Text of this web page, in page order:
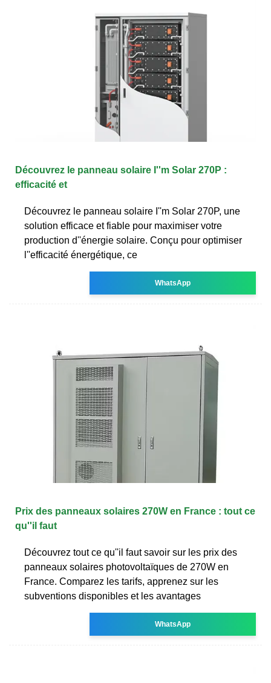
Découvrez le panneau solaire I''m Solar 270P :
efficacité et
Découvrez le panneau solaire I''m Solar 270P, une
solution efficace et fiable pour maximiser votre
production d''énergie solaire. Conçu pour optimiser
l''efficacité énergétique, ce
WhatsApp
Prix des panneaux solaires 270W en France : tout ce
qu''il faut
Découvrez tout ce qu''il faut savoir sur les prix des
panneaux solaires photovoltaïques de 270W en
France. Comparez les tarifs, apprenez sur les
subventions disponibles et les avantages
WhatsApp